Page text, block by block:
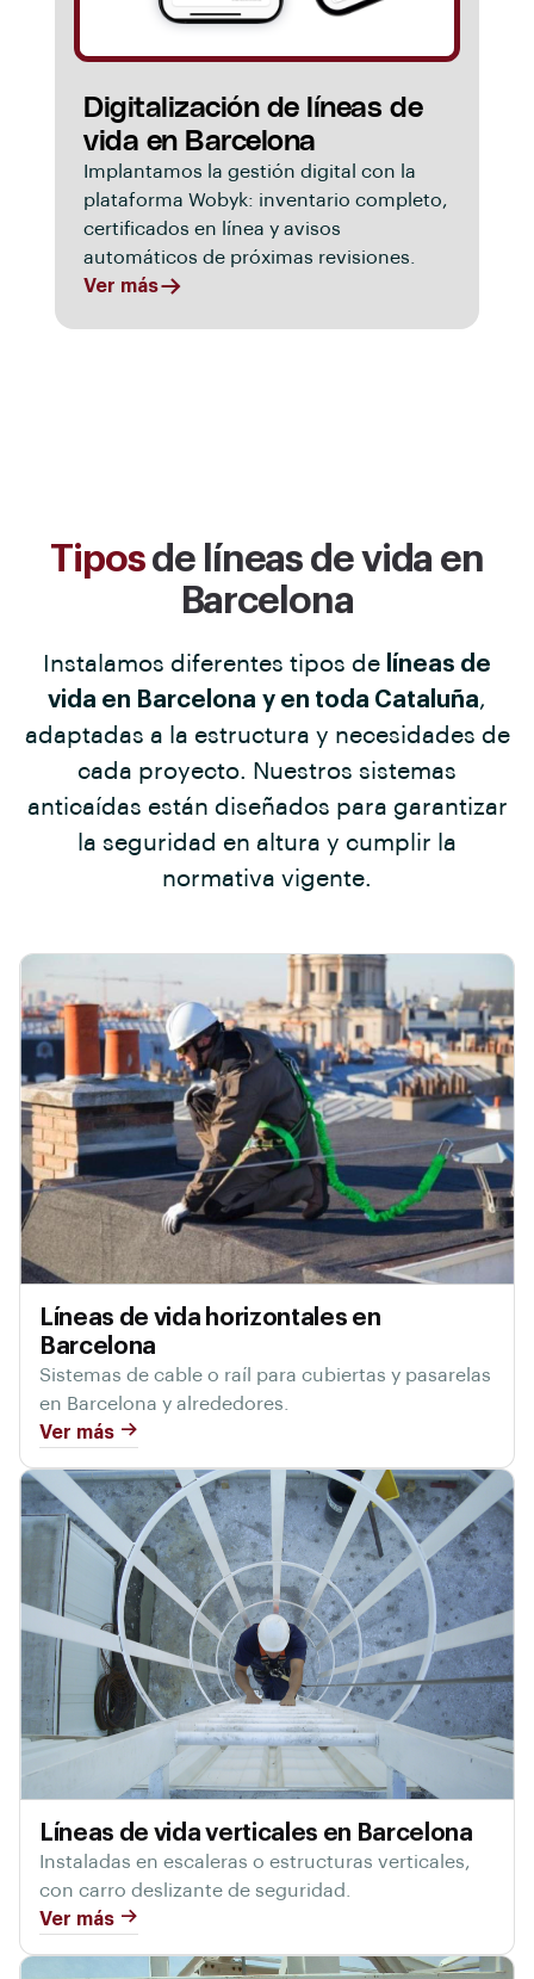
Digitalización de líneas de
vida en Barcelona
Implantamos la gestión digital con la
plataforma Wobyk: inventario completo,
certificados en línea y avisos
automáticos de próximas revisiones.
Ver más
Tiposde líneas de vida en
Barcelona
Instalamos diferentes tipos de líneas de
vida en Barcelona y en toda Cataluña,
adaptadas a la estructura y necesidades de
cada proyecto. Nuestros sistemas
anticaídas están diseñados para garantizar
la seguridad en altura y cumplir la
normativa vigente.
Líneas de vida horizontales en
Barcelona
Sistemas de cable o raíl para cubiertas y pasarelas
en Barcelona y alrededores.
Ver más
Líneas de vida verticales en Barcelona
Instaladas en escaleras o estructuras verticales,
con carro deslizante de seguridad.
Ver más